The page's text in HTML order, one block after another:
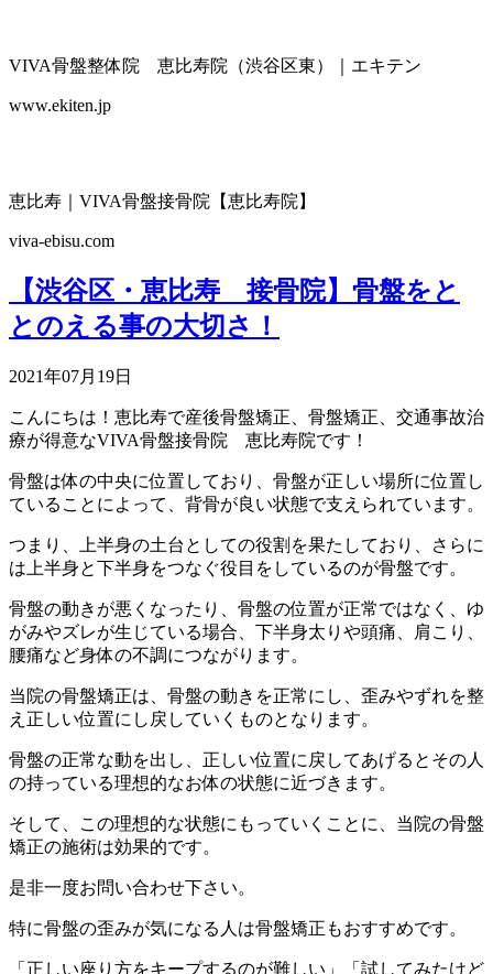
VIVA骨盤整体院 恵比寿院（渋谷区東）｜エキテン
www.ekiten.jp
恵比寿｜VIVA骨盤接骨院【恵比寿院】
viva-ebisu.com
【渋谷区・恵比寿 接骨院】骨盤をと
とのえる事の大切さ！
2021年07月19日
こんにちは！恵比寿で産後骨盤矯正、骨盤矯正、交通事故治
療が得意なVIVA骨盤接骨院 恵比寿院です！
骨盤は体の中央に位置しており、骨盤が正しい場所に位置し
ていることによって、背骨が良い状態で支えられています。
つまり、上半身の土台としての役割を果たしており、さらに
は上半身と下半身をつなぐ役目をしているのが骨盤です。
骨盤の動きが悪くなったり、骨盤の位置が正常ではなく、ゆ
がみやズレが生じている場合、下半身太りや頭痛、肩こり、
腰痛など身体の不調につながります。
当院の骨盤矯正は、骨盤の動きを正常にし、歪みやずれを整
え正しい位置にし戻していくものとなります。
骨盤の正常な動を出し、正しい位置に戻してあげるとその人
の持っている理想的なお体の状態に近づきます。
そして、この理想的な状態にもっていくことに、当院の骨盤
矯正の施術は効果的です。
是非一度お問い合わせ下さい。
特に骨盤の歪みが気になる人は骨盤矯正もおすすめです。
「正しい座り方をキープするのが難しい」「試してみたけど